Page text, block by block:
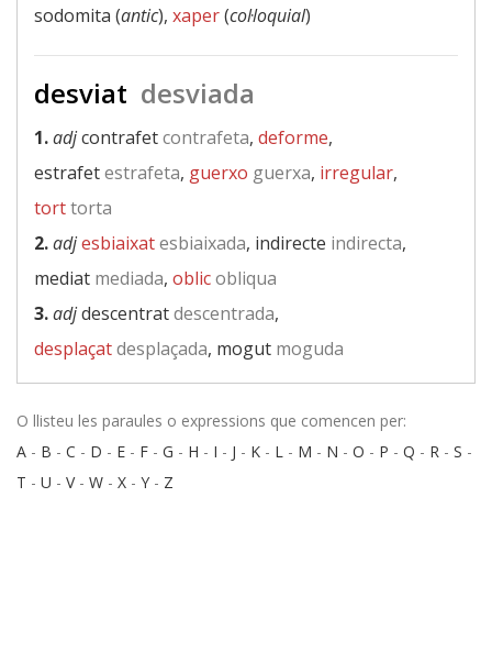
sodomita (antic), xaper(col·loquial)
desviat desviada
1.adjcontrafetcontrafeta, deforme,
estrafetestrafeta, guerxo guerxa, irregular,
torttorta
2.adjesbiaixatesbiaixada, indirecte indirecta,
mediat mediada, oblicobliqua
3.adjdescentratdescentrada,
desplaçatdesplaçada, mogut moguda
O llisteu les paraules o expressions que comencen per:
A - B - C - D - E - F - G - H - I - J - K - L - M - N - O - P - Q - R - S -
T - U - V- W - X - Y - Z